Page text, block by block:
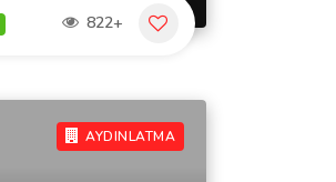
822+
AYDINLATMA